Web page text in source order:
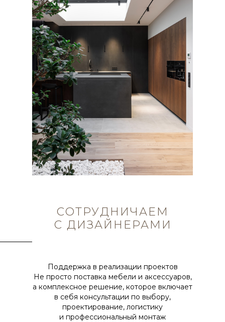
Поддержка в реализации проектов
Не просто поставка мебели и аксессуаров,
а комплексное решение, которое включает
в себя консультации по выбору,
проектирование, логистику
и профессиональный монтаж
СОТРУДНИЧАЕМ
С ДИЗАЙНЕРАМИ